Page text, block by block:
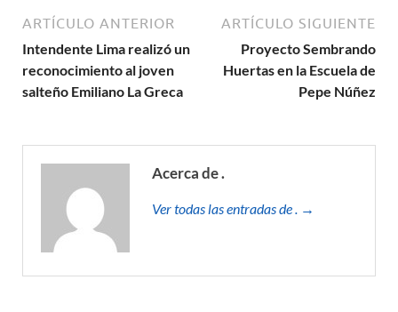
ARTÍCULO ANTERIOR
Intendente Lima realizó un
reconocimiento al joven
salteño Emiliano La Greca
ARTÍCULO SIGUIENTE
Proyecto Sembrando
Huertas en la Escuela de
Pepe Núñez
Acerca de .
Ver todas las entradas de . →